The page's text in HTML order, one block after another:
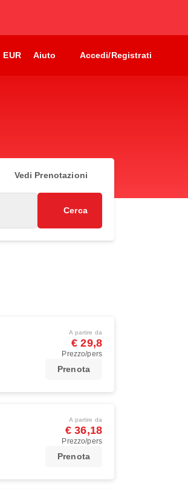
EUR Aiuto Accedi/Registrati
Vedi Prenotazioni
Cerca
A partire da
€ 29,8
Prezzo/pers
Prenota
A partire da
€ 36,18
Prezzo/pers
Prenota